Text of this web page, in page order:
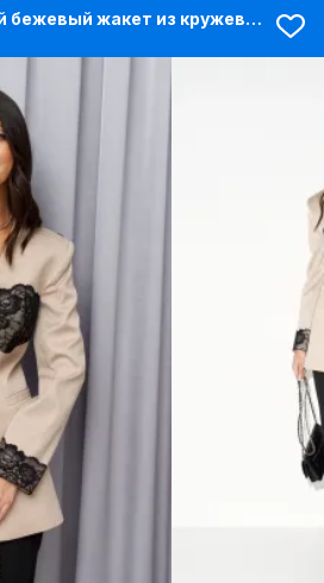
Круглогодичный бежевый жакет из кружева и текстиля